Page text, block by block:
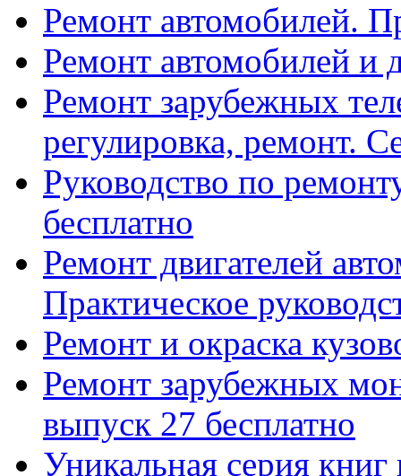
Ремонт автомобилей.
Ремонт автомобилей и
Ремонт зарубежных
регулировка, ремонт.
Руководство по
бесплатно
Ремонт двигателей
Практическое
Ремонт и окраска
Ремонт зарубежных
выпуск 27 бесплатно
Уникальная серия книг